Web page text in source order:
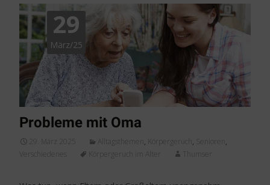
29
März/25
Probleme mit Oma
29. März 2025 Alltagsthemen , ,
,
Verschiedenes
Körpergeruch im Alter Thumser